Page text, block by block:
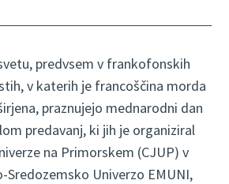
predvsem v frankofonskih
v katerih je francoščina morda
praznujejo mednarodni dan
predavanj, ki jih je organiziral
na Primorskem (CJUP) v
Sredozemsko Univerzo EMUNI,